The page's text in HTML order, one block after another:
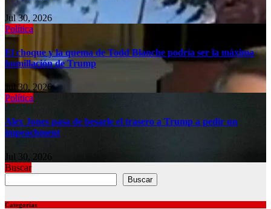
Jul 30, 2026
Política
El choque y la quema de Todd Blanche podría ser la máxima
humillación de Trump
Jul 30, 2026
Política
Alex Jones pasa de besarle el trasero a Trump a pedir un
impeachment
Jul 30, 2026
Buscar
Buscar
Categorías